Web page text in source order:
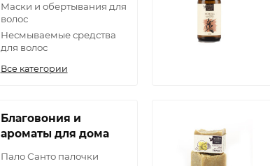
Маски и обертывания для
волос
Несмываемые средства
для волос
Все категории
Благовония и
ароматы для дома
Пало Санто палочки